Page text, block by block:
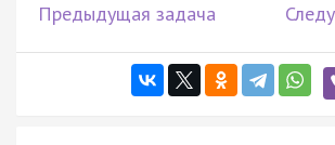
Предыдущая задача